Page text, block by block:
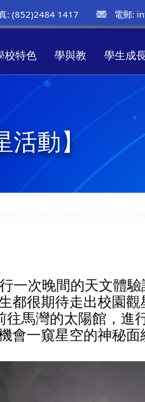
: (852)2484 1417 電郵:
校特色 學與教 學生成
動】
一次晚間的天文體
都很期待走出校園
馬灣的太陽館，進
一窺星空的神秘面